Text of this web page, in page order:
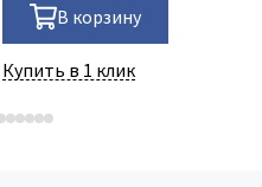
В корзину
Купить в 1 клик